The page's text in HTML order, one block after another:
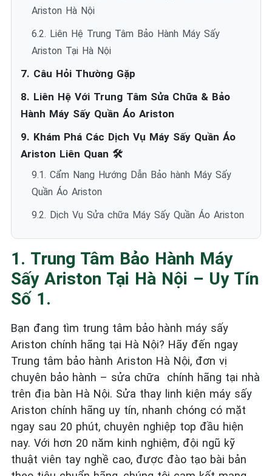
Ariston Hà Nội
6.2. Liên Hệ Trung Tâm Bảo Hành Máy Sấy
Ariston Tại Hà Nội
7. Câu Hỏi Thường Gặp
8. Liên Hệ Với Trung Tâm Sửa Chữa & Bảo
Hành Máy Sấy Quần Áo Ariston
9. Khám Phá Các Dịch Vụ Máy Sấy Quần Áo
Ariston Liên Quan 🛠️
9.1. Cẩm Nang Hướng Dẫn Bảo hành Máy Sấy
Quần Áo Ariston
9.2. Dịch Vụ Sửa chữa Máy Sấy Quần Áo Ariston
1. Trung Tâm Bảo Hành Máy
Sấy Ariston Tại Hà Nội – Uy Tín
Số 1.
Bạn đang tìm trung tâm bảo hành máy sấy
Ariston chính hãng tại Hà Nội? Hãy đến ngay
Trung tâm bảo hành Ariston Hà Nội, đơn vị
chuyên bảo hành – sửa chữa chính hãng tại nhà
trên địa bàn Hà Nội. Sửa thay linh kiện máy sấy
Ariston chính hãng uy tín, nhanh chóng có mặt
ngay sau 20 phút, chuyên nghiệp top đầu hiện
nay. Với hơn 20 năm kinh nghiệm, đội ngũ kỹ
thuật viên tay nghề cao, được đào tạo bài bản